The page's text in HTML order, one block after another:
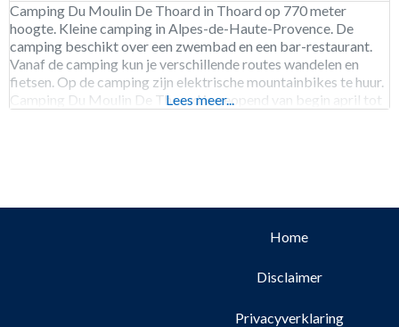
Camping Du Moulin De Thoard in Thoard op 770 meter
hoogte. Kleine camping in Alpes-de-Haute-Provence. De
camping beschikt over een zwembad en een bar-restaurant.
Vanaf de camping kun je verschillende routes wandelen en
fietsen. Op de camping zijn elektrische mountainbikes te huur.
Camping Du Moulin De Thoard is geopend van begin april tot
Lees meer...
Home
Disclaimer
Privacyverklaring